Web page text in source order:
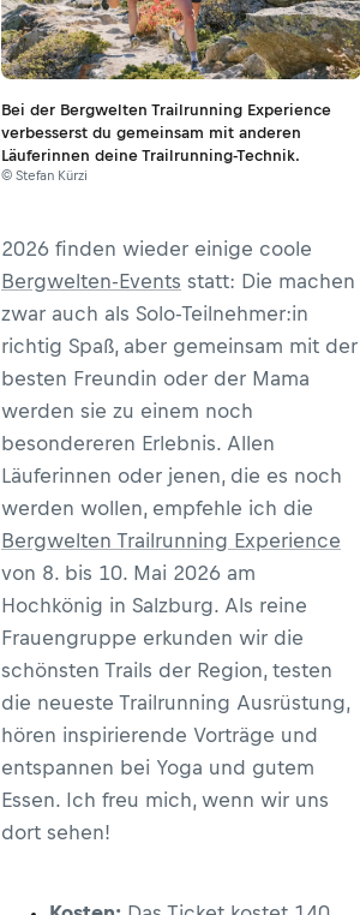
Bei der Bergwelten Trailrunning Experience
verbesserst du gemeinsam mit anderen
Läuferinnen deine Trailrunning-Technik.
© Stefan Kürzi
2026 finden wieder einige coole
Bergwelten-Events statt: Die machen
zwar auch als Solo-Teilnehmer:in
richtig Spaß, aber gemeinsam mit der
besten Freundin oder der Mama
werden sie zu einem noch
besondereren Erlebnis. Allen
Läuferinnen oder jenen, die es noch
werden wollen, empfehle ich die
Bergwelten Trailrunning Experience
von 8. bis 10. Mai 2026 am
Hochkönig in Salzburg. Als reine
Frauengruppe erkunden wir die
schönsten Trails der Region, testen
die neueste Trailrunning Ausrüstung,
hören inspirierende Vorträge und
entspannen bei Yoga und gutem
Essen. Ich freu mich, wenn wir uns
dort sehen!